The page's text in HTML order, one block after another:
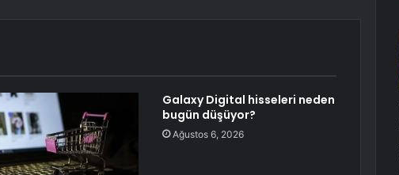
Galaxy Digital hisseleri neden
bugün düşüyor?
Ağustos 6, 2026